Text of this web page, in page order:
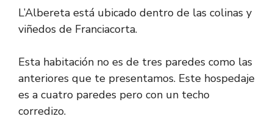
L’Albereta está ubicado dentro de las colinas y
viñedos de Franciacorta.
Esta habitación no es de tres paredes como las
anteriores que te presentamos. Este hospedaje
es a cuatro paredes pero con un techo
corredizo.